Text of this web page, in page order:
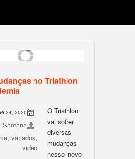
no Triathlon
24, 2020
Santana
, variados,
video
O Triathlon
vai sofrer
diversas
mudanças
nesse ‘novo